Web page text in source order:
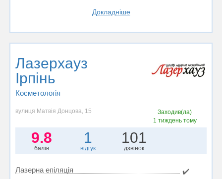
Докладніше
Лазерхауз
Ірпінь
Косметологія
вулиця Матвія Донцова, 15
Заходив(ла)
1 тиждень тому
9.8
балів
1
відгук
101
дзвінок
Лазерна епіляція
✔️